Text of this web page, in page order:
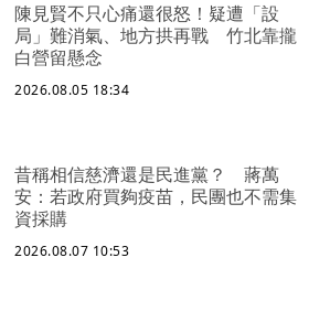
陳見賢不只心痛還很怒！疑遭「設
局」難消氣、地方拱再戰 竹北靠攏
白營留懸念
2026.08.05 18:34
昔稱相信慈濟還是民進黨？ 蔣萬
安：若政府買夠疫苗，民團也不需集
資採購
2026.08.07 10:53